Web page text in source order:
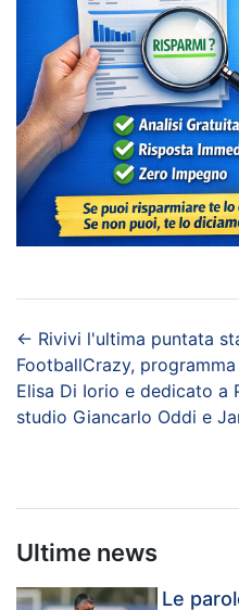
← Rivivi l'ultima puntata
FootballCrazy,
Elisa Di Iorio e dedicato a
studio Giancarlo Oddi e
Ultime news
Le